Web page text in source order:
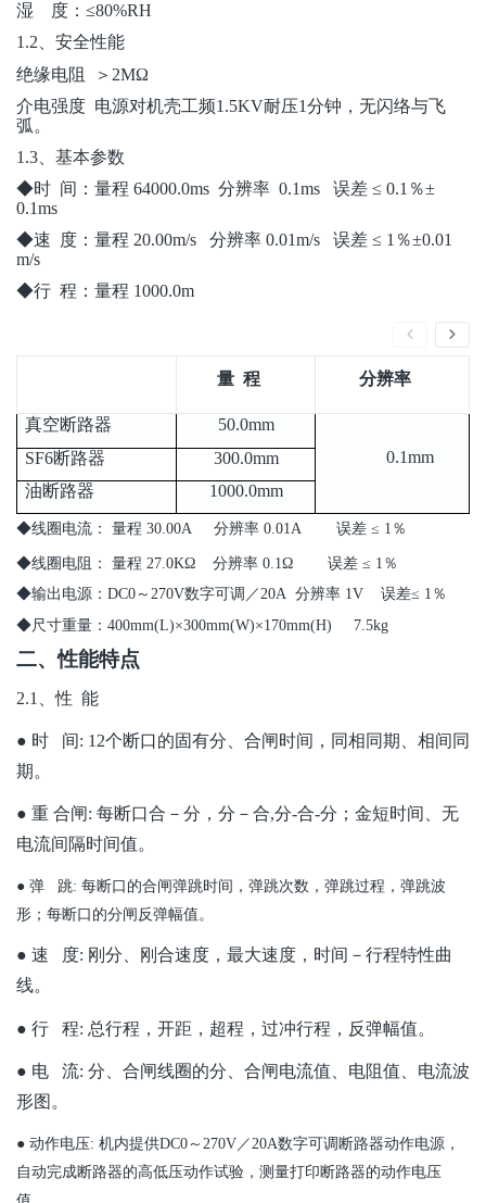
湿 度：≤80%RH
1.2 、安全性能
绝缘电阻 ＞2MΩ
介电强度 电源对机壳工频1.5KV耐压1分钟，无闪络与飞
弧。
1.3 、基本参数
◆时 间：量程 64000.0ms 分辨率 0.1ms 误差 ≤ 0.1％±
0.1ms
◆速 度：量程 20.00m/s 分辨率 0.01m/s 误差 ≤ 1％±0.01
m/s
◆行 程：量程 1000.0m
量 程 分辨率
真空断路器
50.0mm
0.1mm
SF6断路器
300.0mm
油断路器
1000.0mm
◆线圈电流： 量程 30.00A 分辨率 0.01A 误差 ≤ 1％
◆线圈电阻： 量程 27.0KΩ 分辨率 0.1Ω 误差 ≤ 1％
◆输出电源：DC0～270V数字可调／20A 分辨率 1V 误差≤ 1％
◆尺寸重量：400mm(L)×300mm(W)×170mm(H) 7.5kg
二、性能特点
2.1 、性 能
● 时 间: 12个断口的固有分、合闸时间，同相同期、相间同
期。
● 重 合闸: 每断口合－分，分－合,分-合-分；金短时间、无
电流间隔时间值。
● 弹 跳: 每断口的合闸弹跳时间，弹跳次数，弹跳过程，弹跳波
形；每断口的分闸反弹幅值。
● 速 度: 刚分、刚合速度，最大速度，时间－行程特性曲
线。
● 行 程: 总行程，开距，超程，过冲行程，反弹幅值。
● 电 流: 分、合闸线圈的分、合闸电流值、电阻值、电流波
形图。
● 动作电压: 机内提供DC0～270V／20A数字可调断路器动作电源，
自动完成断路器的高低压动作试验，测量打印断路器的动作电压